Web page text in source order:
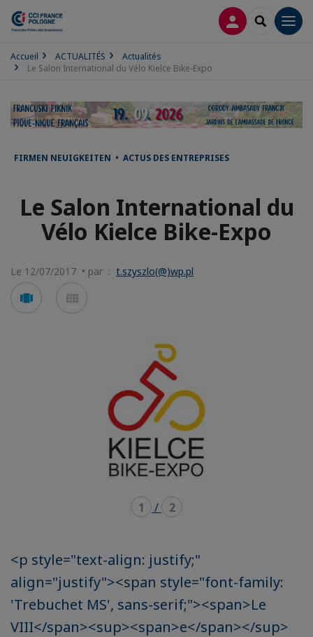
CONNEXION
Accueil ACTUALITÉS
Actualités
Le Salon International du Vélo Kielce Bike-Expo
FIRMEN NEUIGKEITEN • ACTUS DES ENTREPRISES
Le Salon International du
Vélo Kielce Bike-Expo
Le 12/07/2017 • par : t.szyszlo(@)wp.pl
Voir
en
en
1 / 2
<p style="text-align: justify;"
align="justify"><span style="font-family:
'Trebuchet MS', sans-serif;"><span>Le
VIII</span><sup><span>e</span></sup>